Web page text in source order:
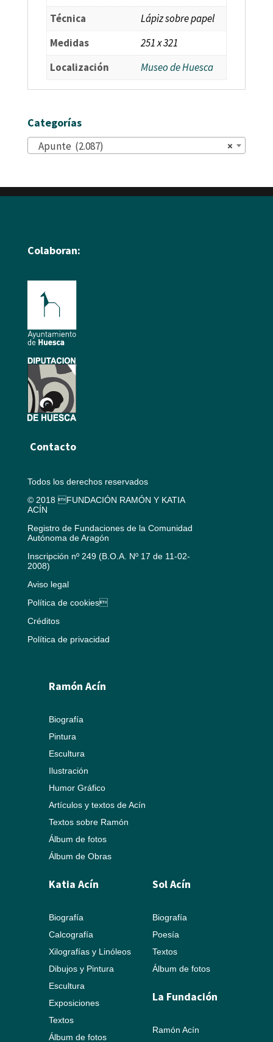
Técnica
Lápiz sobre papel
Medidas
251 x 321
Localización
Museo de Huesca
Categorías
×
Apunte (2.087)
Colaboran:
Contacto
Todos los derechos reservados
© 2018 FUNDACIÓN RAMÓN Y KATIA
ACÍN
Registro de Fundaciones de la Comunidad
Autónoma de Aragón
Inscripción nº 249 (B.O.A. Nº 17 de 11-02-
2008)
Aviso legal
Política de cookies
Créditos
Política de privacidad
Ramón Acín
Biografía
Pintura
Escultura
Ilustración
Humor Gráfico
Artículos y textos de Acín
Textos sobre Ramón
Álbum de fotos
Álbum de Obras
Katia Acín
Biografía
Calcografía
Xilografías y Linóleos
Dibujos y Pintura
Escultura
Exposiciones
Textos
Álbum de fotos
Sol Acín
Biografía
Poesía
Textos
Álbum de fotos
La Fundación
Ramón Acín